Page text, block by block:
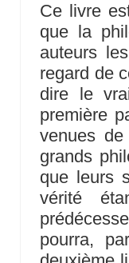
Ce livre
que la
auteurs
regard de
dire le
première
venues
grands
que leurs
vérité
pourra,